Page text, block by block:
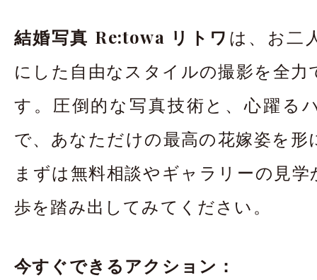
結婚写真 Re:towa リトワ は、お二
にした自由なスタイルの撮影を全力
す。圧倒的な写真技術と、心躍る
で、あなただけの最高の花嫁姿を形
まずは無料相談やギャラリーの見
歩を踏み出してみてください。
今すぐできるアクション：